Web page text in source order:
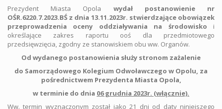
Prezydent Miasta Opola wydał postanowienie nr
OŚR.6220.7.2023.BŚ z dnia 13.11.2023r. stwierdzające obowiązek
przeprowadzenia oceny oddziaływania na środowisko i
określające zakres raportu ooś dla przedmiotowego
przedsięwzięcia, zgodny ze stanowiskiem obu ww. Organów.
Od wydanego postanowienia służy stronom zażalenie
do Samorządowego Kolegium Odwoławczego w Opolu, za
pośrednictwem Prezydenta Miasta Opola,
w terminie do dnia 06 grudnia 2023r. (włącznie).
Ww. termin wyznaczonym został jako 21 dni od daty niniejszego